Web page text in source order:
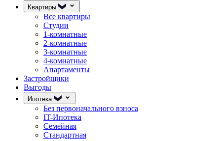
Квартиры
Все квартиры
Студии
1-комнатные
2-комнатные
3-комнатные
4-комнатные
Апартаменты
Застройщики
Выгоды
Ипотека
Без первоначального взноса
IT-Ипотека
Семейная
Стандартная